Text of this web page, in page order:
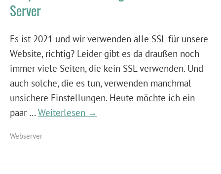
Server
Es ist 2021 und wir verwenden alle SSL für unsere
Website, richtig? Leider gibt es da draußen noch
immer viele Seiten, die kein SSL verwenden. Und
auch solche, die es tun, verwenden manchmal
unsichere Einstellungen. Heute möchte ich ein
paar … Weiterlesen →
Webserver